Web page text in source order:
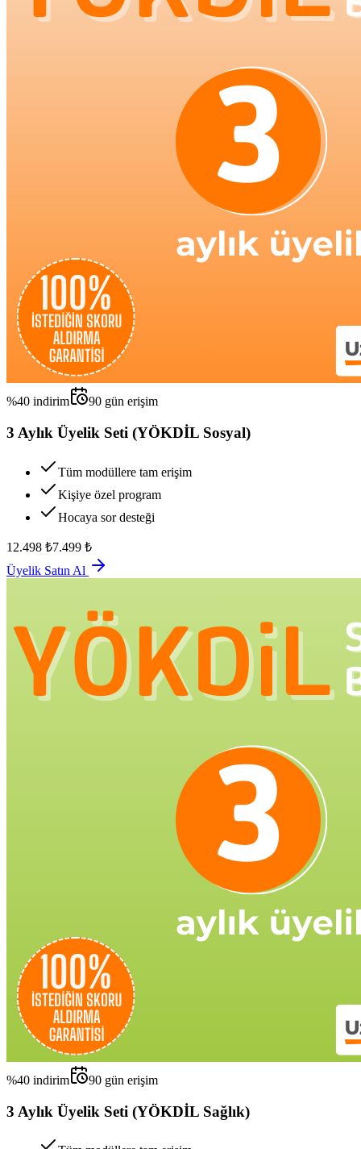
%40 indirim 90 gün erişim
3 Aylık Üyelik Seti (YÖKDİL Sosyal)
Tüm modüllere tam erişim
Kişiye özel program
Hocaya sor desteği
12.498 ₺7.499 ₺
Üyelik Satın Al
%40 indirim 90 gün erişim
3 Aylık Üyelik Seti (YÖKDİL Sağlık)